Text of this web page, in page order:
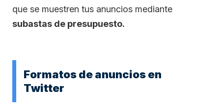
que se muestren tus anuncios mediante
subastas de presupuesto.
Formatos de anuncios en
Twitter